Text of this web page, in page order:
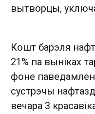
вытворцы,
Кошт барэля
21% па выніках
фоне
сустрэчы
вечара 3